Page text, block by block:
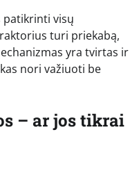
patikrinti visų
turi priekabą,
yra tvirtas ir
nori važiuoti be
– ar jos tikrai